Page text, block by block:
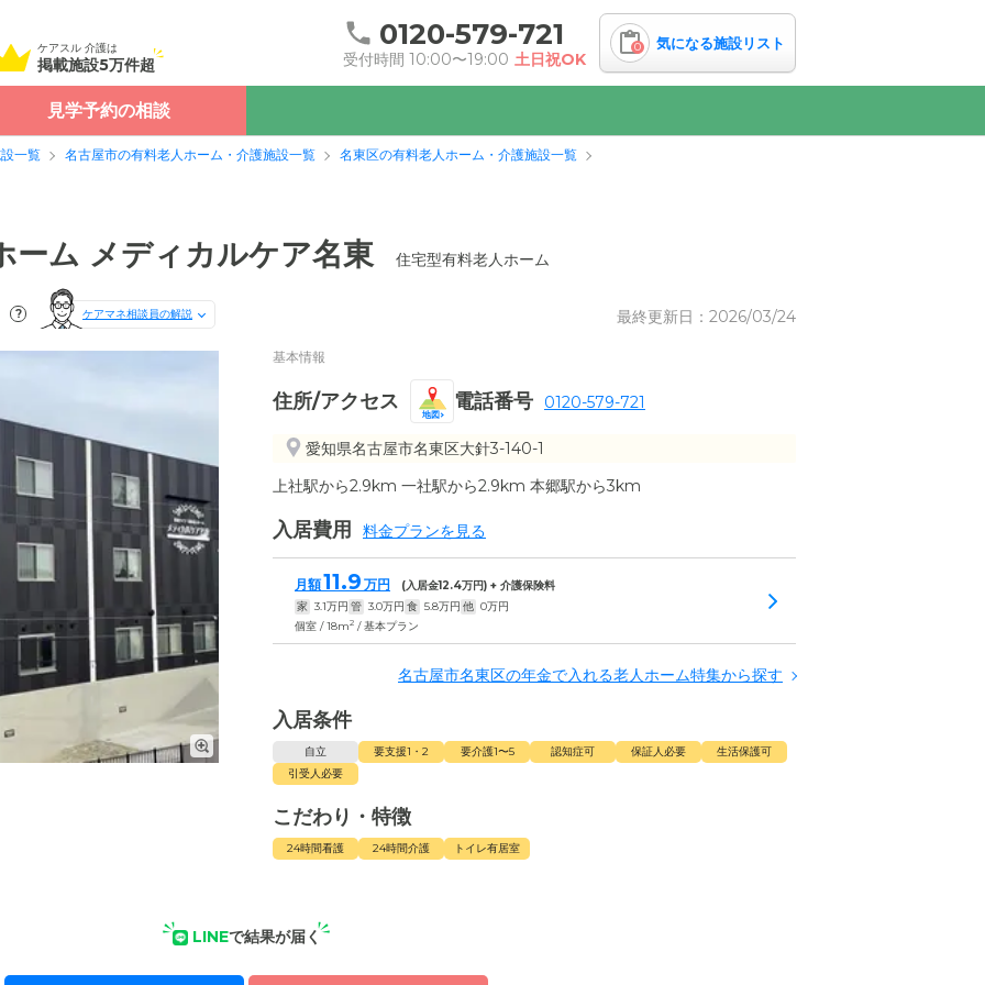
ケアスル 介護は
掲載施設5万件超
0120-579-721
受付時間 10:00〜19:00 土日祝OK
0 気になる施設リスト
見学予約の相談
一覧 名古屋市の有料老人ホーム・介護施設一覧 名東区の有料老人ホーム・介護施設一覧
ーム メディカルケア名東 住宅型有料老人ホーム
? ケアマネ相談員の解説 最終更新日：2026/03/24
基本情報
住所/アクセス
地図
電話番号 0120-579-721
愛知県名古屋市名東区大針3-140-1
上社駅から2.9km 一社駅から2.9km 本郷駅から3km
入居費用 料金プランを見る
月額11.9 万円 (入居金12.4万円) + 介護保険料
家 3.1万円 管 3.0万円 食 5.8万円 他 0万円
個室 / 18m2 / 基本プラン
名古屋市名東区の年金で入れる老人ホーム特集から探す
入居条件
自立 要支援1・2 要介護1〜5 認知症可 保証人必要
生活保護可
引受人必要
こだわり・特徴
24時間看護 24時間介護 トイレ有居室
LINEで結果が届く